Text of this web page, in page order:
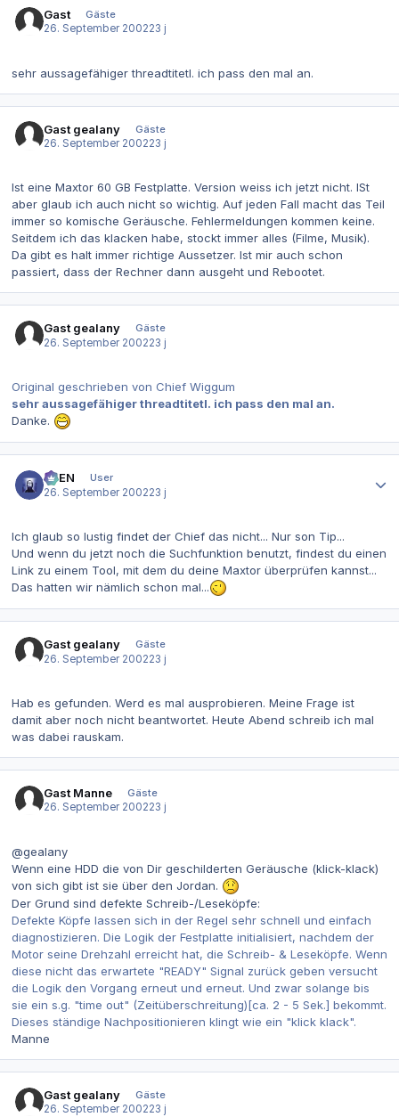
Gast
Gäste
26. September 200223 j
sehr aussagefähiger threadtitetl. ich pass den mal an.
Gast gealany
Gäste
26. September 200223 j
Ist eine Maxtor 60 GB Festplatte. Version weiss ich jetzt nicht. ISt
aber glaub ich auch nicht so wichtig. Auf jeden Fall macht das Teil
immer so komische Geräusche. Fehlermeldungen kommen keine.
Seitdem ich das klacken habe, stockt immer alles (Filme, Musik).
Da gibt es halt immer richtige Aussetzer. Ist mir auch schon
passiert, dass der Rechner dann ausgeht und Rebootet.
Gast gealany
Gäste
26. September 200223 j
Original geschrieben von Chief Wiggum
sehr aussagefähiger threadtitetl. ich pass den mal an.
Danke.
AVEN
User
26. September 200223 j
Ich glaub so lustig findet der Chief das nicht... Nur son Tip...
Und wenn du jetzt noch die Suchfunktion benutzt, findest du einen
Link zu einem Tool, mit dem du deine Maxtor überprüfen kannst...
Das hatten wir nämlich schon mal...
Gast gealany
Gäste
26. September 200223 j
Hab es gefunden. Werd es mal ausprobieren. Meine Frage ist
damit aber noch nicht beantwortet. Heute Abend schreib ich mal
was dabei rauskam.
Gast Manne
Gäste
26. September 200223 j
@gealany
Wenn eine HDD die von Dir geschilderten Geräusche (klick-klack)
von sich gibt ist sie über den Jordan.
Der Grund sind defekte Schreib-/Leseköpfe:
Defekte Köpfe lassen sich in der Regel sehr schnell und einfach
diagnostizieren. Die Logik der Festplatte initialisiert, nachdem der
Motor seine Drehzahl erreicht hat, die Schreib- & Leseköpfe. Wenn
diese nicht das erwartete "READY" Signal zurück geben versucht
die Logik den Vorgang erneut und erneut. Und zwar solange bis
sie ein s.g. "time out" (Zeitüberschreitung)[ca. 2 - 5 Sek.] bekommt.
Dieses ständige Nachpositionieren klingt wie ein "klick klack".
Manne
Gast gealany
Gäste
26. September 200223 j